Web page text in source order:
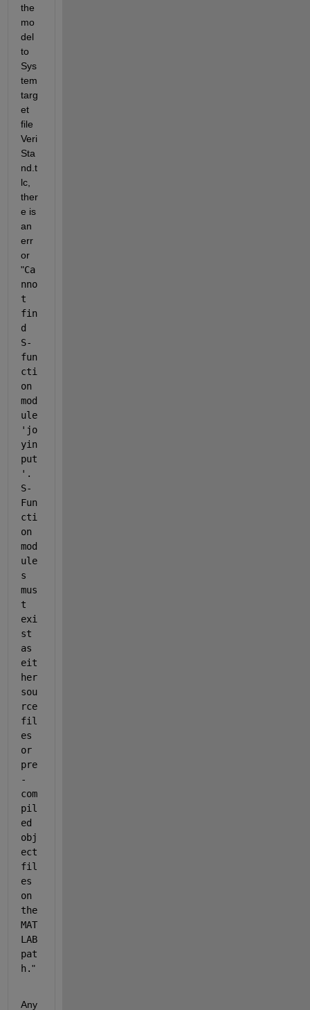
the
mo
del
to
Sys
tem
targ
et
file
Veri
Sta
nd.t
lc,
ther
e is
an
err
or
"Ca
nno
t
fin
d
S-
fun
cti
on
mod
ule
'jo
yin
put
'.
S-
Fun
cti
on
mod
ule
s
mus
t
exi
st
as
eit
her
sou
rce
fil
es
or
pre
-
com
pil
ed
obj
ect
fil
es
on
the
MAT
LAB
pat
h."
Any